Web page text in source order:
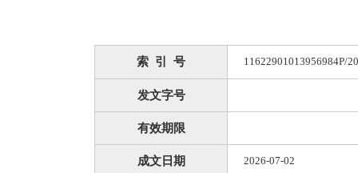
索 引 号 11622901013956984P/
发文字号
有效期限
成文日期 2026-07-02